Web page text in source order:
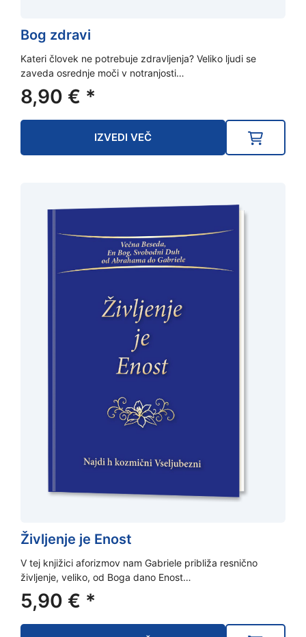
Bog zdravi
Kateri človek ne potrebuje zdravljenja? Veliko ljudi se
zaveda osrednje moči v notranjosti…
8,90 € *
IZVEDI VEČ
Življenje je Enost
V tej knjižici aforizmov nam Gabriele približa resnično
življenje, veliko, od Boga dano Enost…
5,90 € *